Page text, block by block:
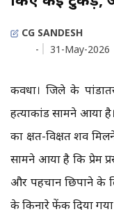
CG SANDESH
-
31-May-2026
कवर्धा। जिले के
हत्याकांड सामने आया
का क्षत-विक्षत शव
सामने आया है कि प्रेम
और पहचान छिपाने के
के किनारे फेंक दिया